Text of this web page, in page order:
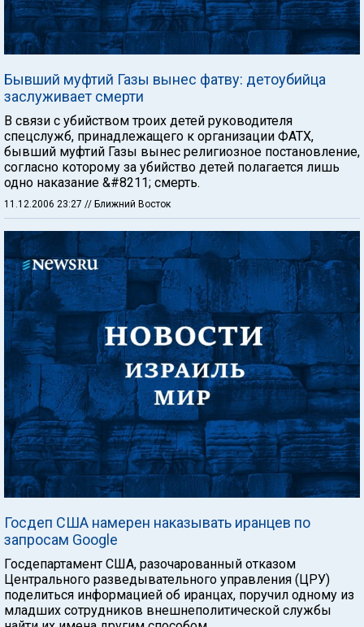
Бывший муфтий Газы вынес фатву: детоубийца
заслуживает смерти
В связи с убийством троих детей руководителя
спецслужб, принадлежащего к организации ФАТХ,
бывший муфтий Газы вынес религиозное постановление,
согласно которому за убийство детей полагается лишь
одно наказание &#8211; смерть.
11.12.2006 23:27 // Ближний Восток
Госдеп США намерен наказывать иранцев по
запросам Google
Госдепартамент США, разочарованный отказом
Центрального разведывательного управления (ЦРУ)
поделиться информацией об иранцах, поручил одному из
младших сотрудников внешнеполитической службы